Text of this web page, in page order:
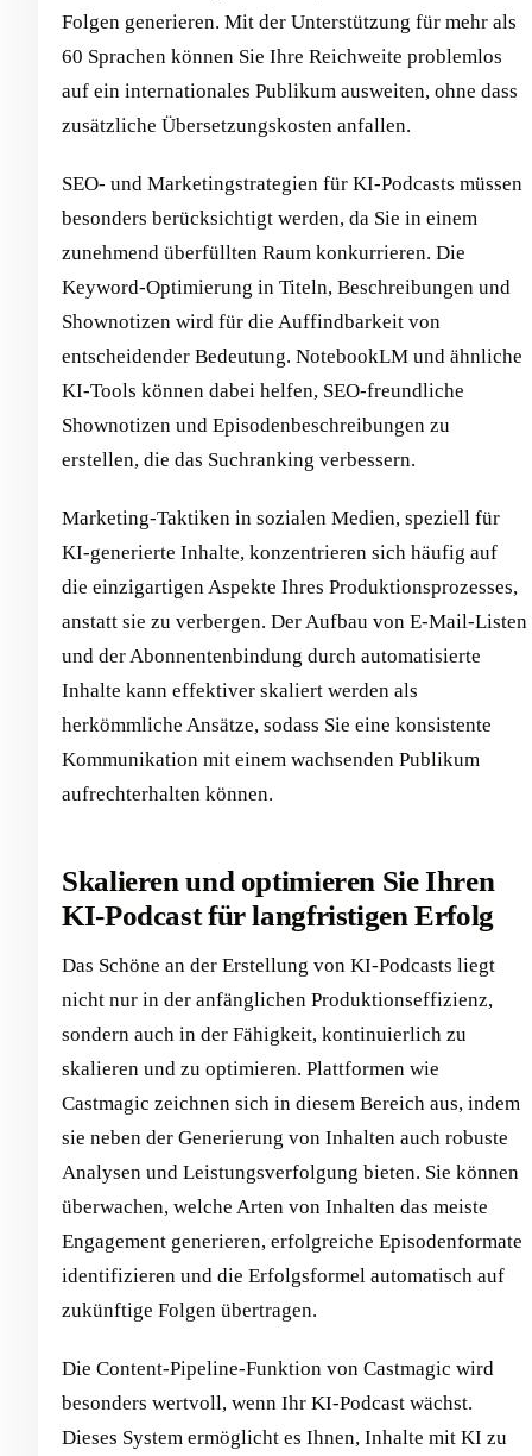
Folgen generieren. Mit der Unterstützung für mehr als
60 Sprachen können Sie Ihre Reichweite problemlos
auf ein internationales Publikum ausweiten, ohne dass
zusätzliche Übersetzungskosten anfallen.
SEO- und Marketingstrategien für KI-Podcasts müssen
besonders berücksichtigt werden, da Sie in einem
zunehmend überfüllten Raum konkurrieren. Die
Keyword-Optimierung in Titeln, Beschreibungen und
Shownotizen wird für die Auffindbarkeit von
entscheidender Bedeutung. NotebookLM und ähnliche
KI-Tools können dabei helfen, SEO-freundliche
Shownotizen und Episodenbeschreibungen zu
erstellen, die das Suchranking verbessern.
Marketing-Taktiken in sozialen Medien, speziell für
KI-generierte Inhalte, konzentrieren sich häufig auf
die einzigartigen Aspekte Ihres Produktionsprozesses,
anstatt sie zu verbergen. Der Aufbau von E-Mail-Listen
und der Abonnentenbindung durch automatisierte
Inhalte kann effektiver skaliert werden als
herkömmliche Ansätze, sodass Sie eine konsistente
Kommunikation mit einem wachsenden Publikum
aufrechterhalten können.
Skalieren und optimieren Sie Ihren
KI-Podcast für langfristigen Erfolg
Das Schöne an der Erstellung von KI-Podcasts liegt
nicht nur in der anfänglichen Produktionseffizienz,
sondern auch in der Fähigkeit, kontinuierlich zu
skalieren und zu optimieren. Plattformen wie
Castmagic zeichnen sich in diesem Bereich aus, indem
sie neben der Generierung von Inhalten auch robuste
Analysen und Leistungsverfolgung bieten. Sie können
überwachen, welche Arten von Inhalten das meiste
Engagement generieren, erfolgreiche Episodenformate
identifizieren und die Erfolgsformel automatisch auf
zukünftige Folgen übertragen.
Die Content-Pipeline-Funktion von Castmagic wird
besonders wertvoll, wenn Ihr KI-Podcast wächst.
Dieses System ermöglicht es Ihnen, Inhalte mit KI zu